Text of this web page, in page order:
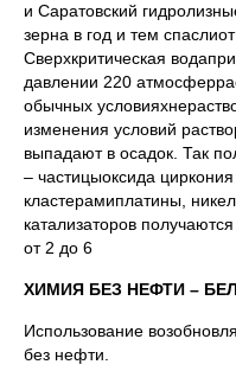
и Саратовский
зерна в год и тем
Сверхкритическая
давлении 220
обычных
изменения условий
выпадают в осадок. Так
– частицыоксида
кластерамиплатины,
катализаторов
от 2 до 6
ХИМИЯ БЕЗ НЕФТИ –
Использование
без нефти.